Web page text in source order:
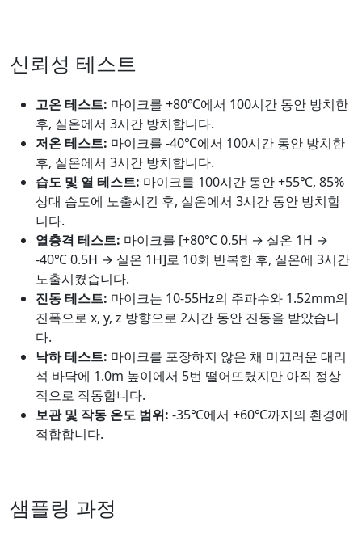
신뢰성 테스트
고온 테스트: 마이크를 +80℃에서 100시간 동안 방치한
후, 실온에서 3시간 방치합니다.
저온 테스트: 마이크를 -40℃에서 100시간 동안 방치한
후, 실온에서 3시간 방치합니다.
습도 및 열 테스트: 마이크를 100시간 동안 +55℃, 85%
상대 습도에 노출시킨 후, 실온에서 3시간 동안 방치합
니다.
열충격 테스트: 마이크를 [+80℃ 0.5H → 실온 1H →
-40℃ 0.5H → 실온 1H]로 10회 반복한 후, 실온에 3시간
노출시켰습니다.
진동 테스트: 마이크는 10-55Hz의 주파수와 1.52mm의
진폭으로 x, y, z 방향으로 2시간 동안 진동을 받았습니
다.
낙하 테스트: 마이크를 포장하지 않은 채 미끄러운 대리
석 바닥에 1.0m 높이에서 5번 떨어뜨렸지만 아직 정상
적으로 작동합니다.
보관 및 작동 온도 범위: -35℃에서 +60℃까지의 환경에
적합합니다.
샘플링 과정